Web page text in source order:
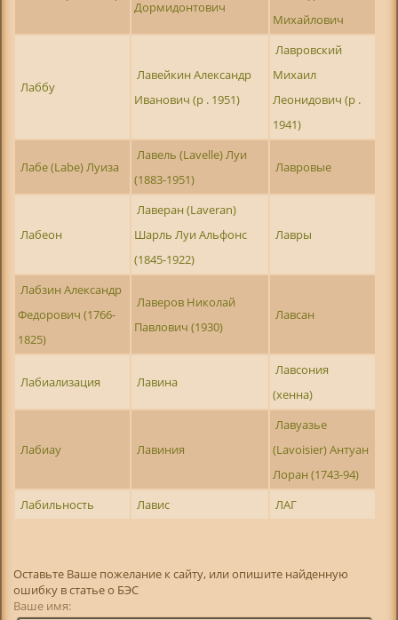
Дормидонтович
Михайлович
Лаббу
Лавейкин Александр
Иванович (р . 1951)
Лавровский
Михаил
Леонидович (р .
1941)
Лабе (Labe) Луиза
Лавель (Lavelle) Луи
(1883-1951)
Лавровые
Лабеон
Лаверан (Laveran)
Шарль Луи Альфонс
(1845-1922)
Лавры
Лабзин Александр
Федорович (1766-
1825)
Лаверов Николай
Павлович (1930)
Лавсан
Лабиализация Лавина
Лавсония
(хенна)
Лабиау Лавиния
Лавуазье
(Lavoisier) Антуан
Лоран (1743-94)
Лабильность
Лавис ЛАГ
Оставьте Ваше пожелание к сайту, или опишите найденную
ошибку в статье о БЭС
Ваше имя: